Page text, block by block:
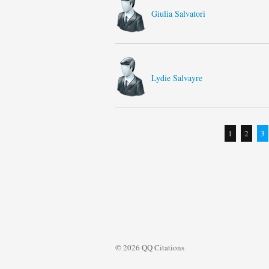
Giulia Salvatori
Lydie Salvayre
1 2 3
© 2026 QQ Citations